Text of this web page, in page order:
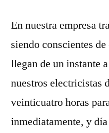
En nuestra empresa
siendo conscientes
llegan de un instante
nuestros electricistas
veinticuatro horas
inmediatamente, y